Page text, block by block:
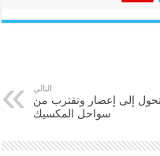
التالي
إلى إعصار وتقترب من
سواحل المكسيك